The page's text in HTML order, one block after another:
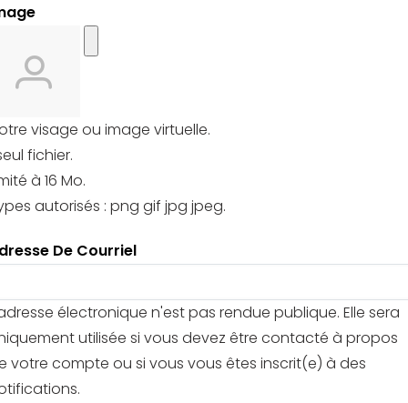
visage ou image virtuelle.
fichier.
à 16 Mo.
autorisés : png gif jpg jpeg.
De Courriel
électronique n'est pas rendue publique. Elle sera
utilisée si vous devez être contacté à propos
votre compte ou si vous vous êtes inscrit(e) à des